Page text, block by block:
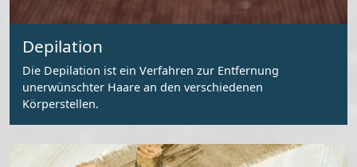
Depilation
Die Depilation ist ein Verfahren zur Entfernung
unerwünschter Haare an den verschiedenen
Körperstellen.